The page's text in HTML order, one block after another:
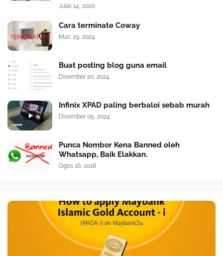
Julai 14, 2020
Cara terminate Coway
Mac 29, 2024
Buat posting blog guna email
Disember 20, 2024
Infinix XPAD paling berbaloi sebab murah
Disember 05, 2024
Punca Nombor Kena Banned oleh
Whatsapp, Baik Elakkan.
Ogos 16, 2018